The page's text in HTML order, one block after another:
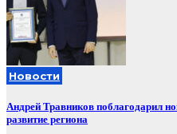
Новости
Андрей Травников поблагодарил
развитие региона